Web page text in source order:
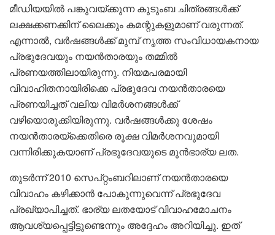
മീഡിയയിൽ പങ്കുവയ്ക്കുന്ന കുടുംബ ചിത്രങ്ങൾക്ക്
ലക്ഷക്കണക്കിന് ലൈക്കും കമന്റുകളുമാണ് വരുന്നത്.
എന്നാൽ, വർഷങ്ങൾക്ക് മുമ്പ് നൃത്ത സംവിധായകനായ
പ്രഭുദേവയും നയൻതാരയും തമ്മിൽ
പ്രണയത്തിലായിരുന്നു. നിയമപരമായി
വിവാഹിതനായിരിക്കെ പ്രഭുദേവ നയൻതാരയെ
പ്രണയിച്ചത് വലിയ വിമർശനങ്ങൾക്ക്
വഴിയൊരുക്കിയിരുന്നു. വർഷങ്ങൾക്കു ശേഷം
നയൻതാരയ്ക്കെതിരെ രൂക്ഷ വിമർശനവുമായി
വന്നിരിക്കുകയാണ് പ്രഭുദേവയുടെ മുൻഭാര്യ ലത.
തുടർന്ന് 2010 സെപ്റ്റംബറിലാണ് നയൻതാരയെ
വിവാഹം കഴിക്കാൻ പോകുന്നുവെന്ന് പ്രഭുദേവ
പ്രഖ്യാപിച്ചത്. ഭാര്യ ലതയോട് വിവാഹമോചനം
ആവശ്യപ്പെട്ടിട്ടുണ്ടെന്നും അദ്ദേഹം അറിയിച്ചു. ഇത്